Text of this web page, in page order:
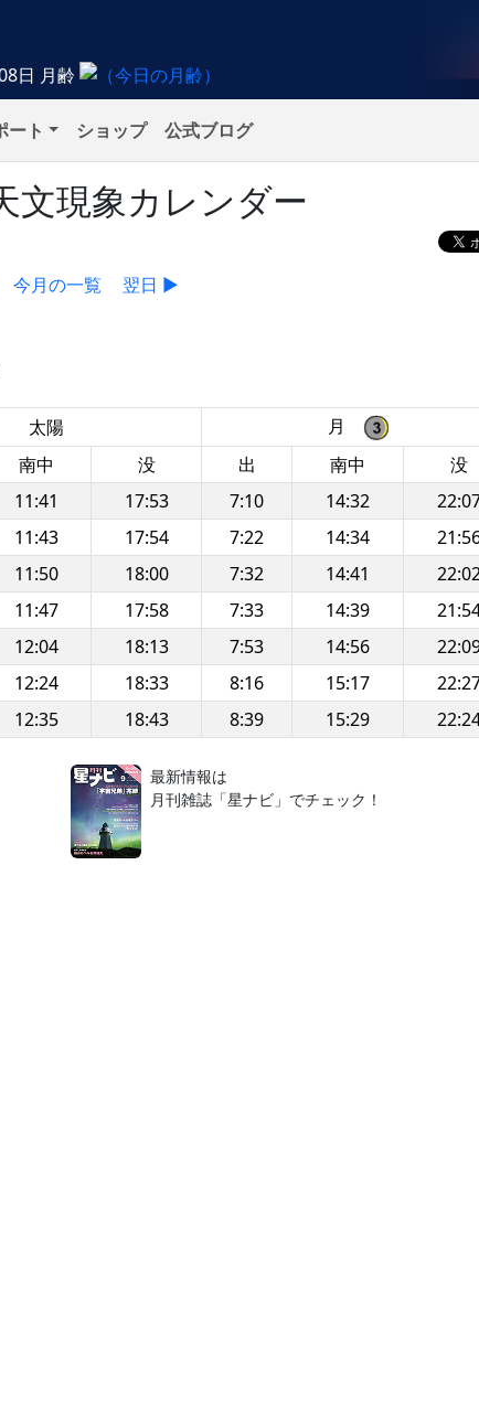
日 月齢
ート ショップ 公式ブログ
文現象カレンダー
今月の一覧 翌日 ▶
太陽
月
南中 没 出 南中
没
11:41 17:53 7:10 14:32
11:43 17:54 7:22 14:34
11:50 18:00 7:32 14:41
11:47 17:58 7:33 14:39
12:04 18:13 7:53 14:56
12:24 18:33 8:16 15:17
12:35 18:43 8:39 15:29
最新情報は
月刊雑誌「星ナビ」でチェック！